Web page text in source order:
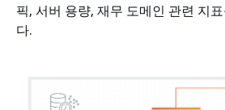
픽, 서버 용량, 재무 도메인 관련 지
다.